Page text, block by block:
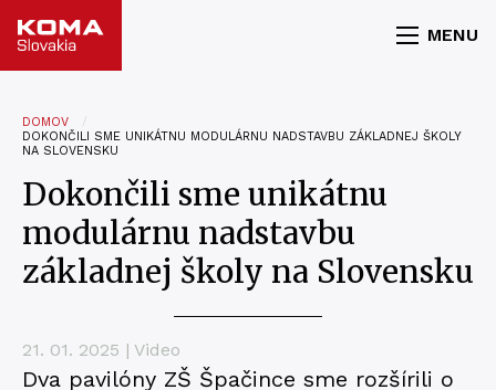
MENU
DOMOV
DOKONČILI SME UNIKÁTNU MODULÁRNU NADSTAVBU ZÁKLADNEJ ŠKOLY
NA SLOVENSKU
Dokončili sme unikátnu
modulárnu nadstavbu
základnej školy na Slovensku
21. 01. 2025 | Video
Dva pavilóny ZŠ Špačince sme rozšírili o